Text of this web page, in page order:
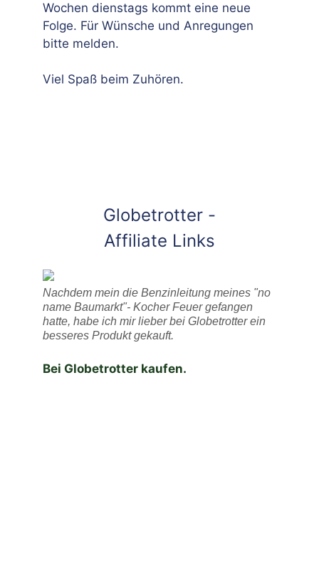
Wochen dienstags kommt eine neue
Folge. Für Wünsche und Anregungen
bitte melden.
Viel Spaß beim Zuhören.
Globetrotter -
Affiliate Links
Nachdem mein die Benzinleitung meines "no
name Baumarkt"- Kocher Feuer gefangen
hatte, habe ich mir lieber bei Globetrotter ein
besseres Produkt gekauft.
Bei Globetrotter kaufen.